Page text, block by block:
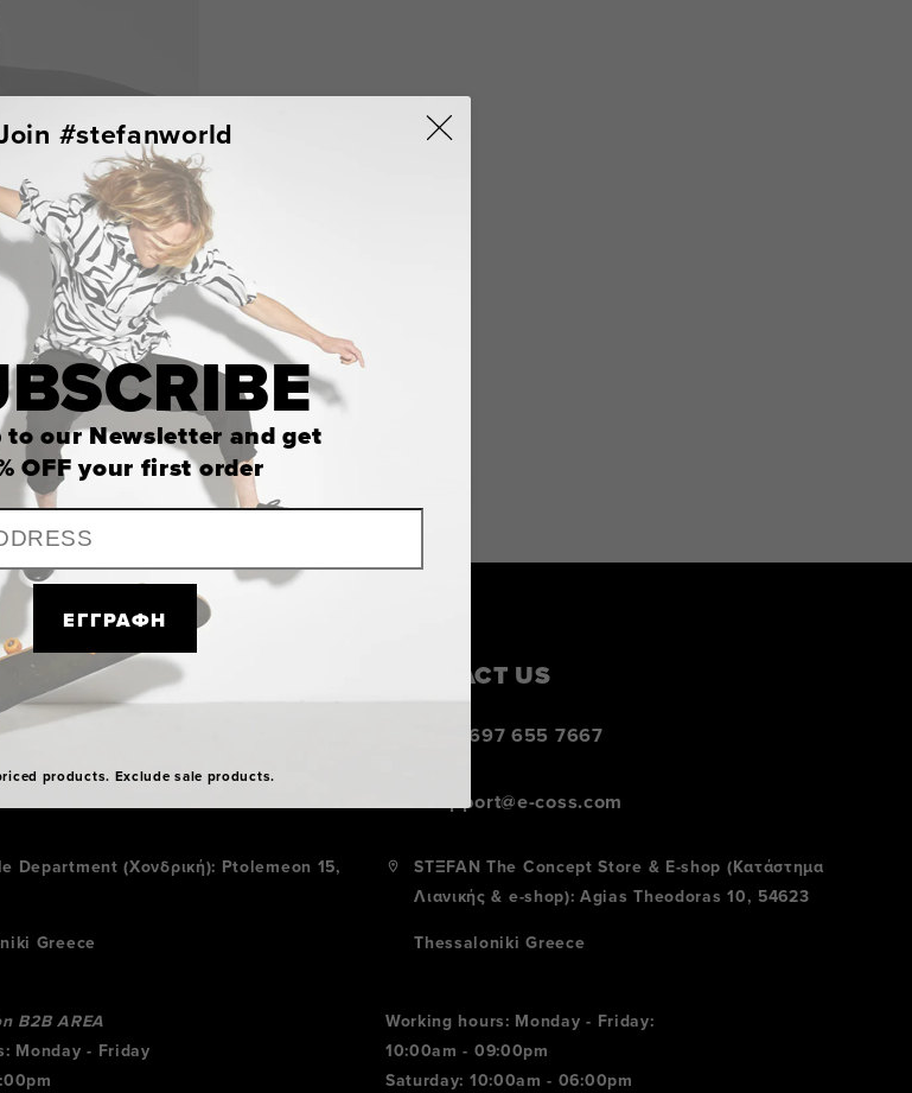
#stefanworld
to our Newsletter and get
OFFyour first order
ΕΓΓΡΑΦΗ
products. Exclude sale products.
512400
Department (Χονδρική): Ptolemeon 15,
Greece
B2B AREA
Monday - Friday
CONTACT US
+30 697 655 7667
support@e-coss.com
STΞFAN The Concept Store & E-shop (Κατάστημα
Λιανικής & e-shop): Agias Theodoras 10, 54623
Thessaloniki Greece
Working hours: Monday - Friday:
10:00am - 09:00pm
Saturday: 10:00am - 06:00pm